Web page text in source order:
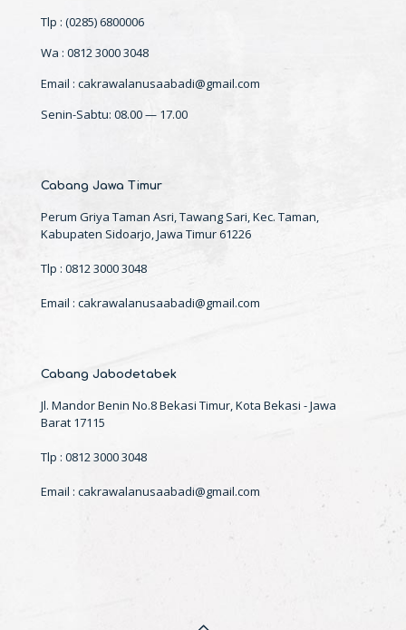
Tlp : (0285) 6800006
Wa : 0812 3000 3048
Email : cakrawalanusaabadi@gmail.com
Senin-Sabtu: 08.00 — 17.00
Cabang Jawa Timur
Perum Griya Taman Asri, Tawang Sari, Kec. Taman,
Kabupaten Sidoarjo, Jawa Timur 61226
Tlp : 0812 3000 3048
Email : cakrawalanusaabadi@gmail.com
Cabang Jabodetabek
Jl. Mandor Benin No.8 Bekasi Timur, Kota Bekasi - Jawa
Barat 17115
Tlp : 0812 3000 3048
Email : cakrawalanusaabadi@gmail.com